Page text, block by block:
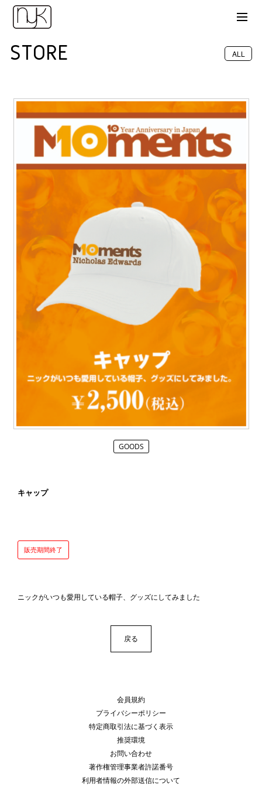
STORE ALL
GOODS
キャップ
販売期間終了
ニックがいつも愛用している帽子、グッズにしてみました
戻る
会員規約
プライバシーポリシー
特定商取引法に基づく表示
推奨環境
お問い合わせ
著作権管理事業者許諾番号
利用者情報の外部送信について